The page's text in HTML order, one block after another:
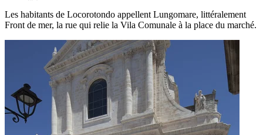
Les habitants de Locorotondo appellent Lungomare, littéralement
Front de mer, la rue qui relie la Vila Comunale à la place du marché.